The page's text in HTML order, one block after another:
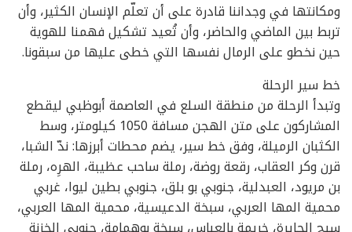
ومكانتها في وجداننا قادرة على أن تعلّم الإنسان الكثير، وأن
تربط بين الماضي والحاضر، وأن تُعيد تشكيل فهمنا للهوية
حين نخطو على الرمال نفسها التي خطى عليها من سبقونا.
خط سير الرحلة
وتبدأ الرحلة من منطقة السلع في العاصمة أبوظبي ليقطع
المشاركون على متن الهجن مسافة 1050 كيلومتر، وسط
الكثبان الرميلة، وفق خط سير، يضم محطات أبرزها: ندّ الشبا،
قرن وكر العقاب، رقعة روضة، رملة ساحب عظيبة، الهرِه، رملة
بن مريود، العبدلية، جنوبي بو بلق، جنوبي بطين ليوا، غربي
محمية المها العربي، سبخة الدعيسية، محمية المها العربي،